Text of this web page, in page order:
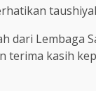
dari Lembaga
terima kasih